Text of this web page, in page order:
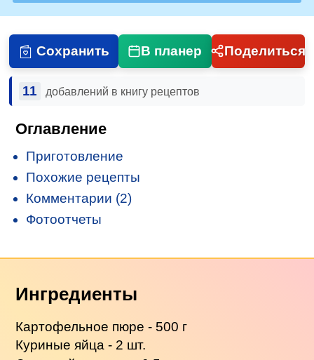
Сохранить В планер Поделиться
11 добавлений в книгу рецептов
Оглавление
Приготовление
Похожие рецепты
Комментарии (2)
Фотоотчеты
Ингредиенты
Картофельное пюре - 500 г
Куриные яйца - 2 шт.